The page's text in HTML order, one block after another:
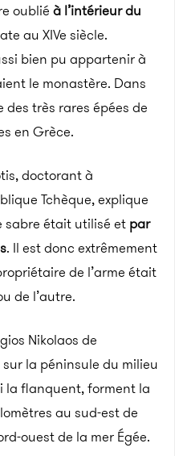
oublié à l’intérieur du
au XIVe siècle.
bien pu appartenir à
le monastère. Dans
des très rares épées de
en Grèce.
doctorant à
Tchèque, explique
sabre était utilisé et par
. Il est donc extrêmement
de l’arme était
de l’autre.
Nikolaos de
la péninsule du milieu
la flanquent, forment la
au sud-est de
ouest de la mer Égée.